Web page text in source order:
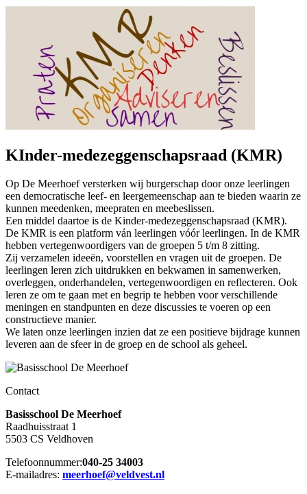
KInder-medezeggenschapsraad (KMR)
Op De Meerhoef versterken wij burgerschap door onze leerlingen
een democratische leef- en leergemeenschap aan te bieden waarin ze
kunnen meedenken, meepraten en meebeslissen.
Een middel daartoe is de Kinder-medezeggenschapsraad (KMR).
De KMR is een platform ván leerlingen vóór leerlingen. In de KMR
hebben vertegenwoordigers van de groepen 5 t/m 8 zitting.
Zij verzamelen ideeën, voorstellen en vragen uit de groepen. De
leerlingen leren zich uitdrukken en bekwamen in samenwerken,
overleggen, onderhandelen, vertegenwoordigen en reflecteren. Ook
leren ze om te gaan met en begrip te hebben voor verschillende
meningen en standpunten en deze discussies te voeren op een
constructieve manier.
We laten onze leerlingen inzien dat ze een positieve bijdrage kunnen
leveren aan de sfeer in de groep en de school als geheel.
Contact
Basisschool De Meerhoef
Raadhuisstraat 1
5503 CS Veldhoven
Telefoonnummer:040-25 34003
E-mailadres: meerhoef@veldvest.nl